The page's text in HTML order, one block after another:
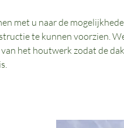
met u naar de
te kunnen voorzien.
het houtwerk zodat de